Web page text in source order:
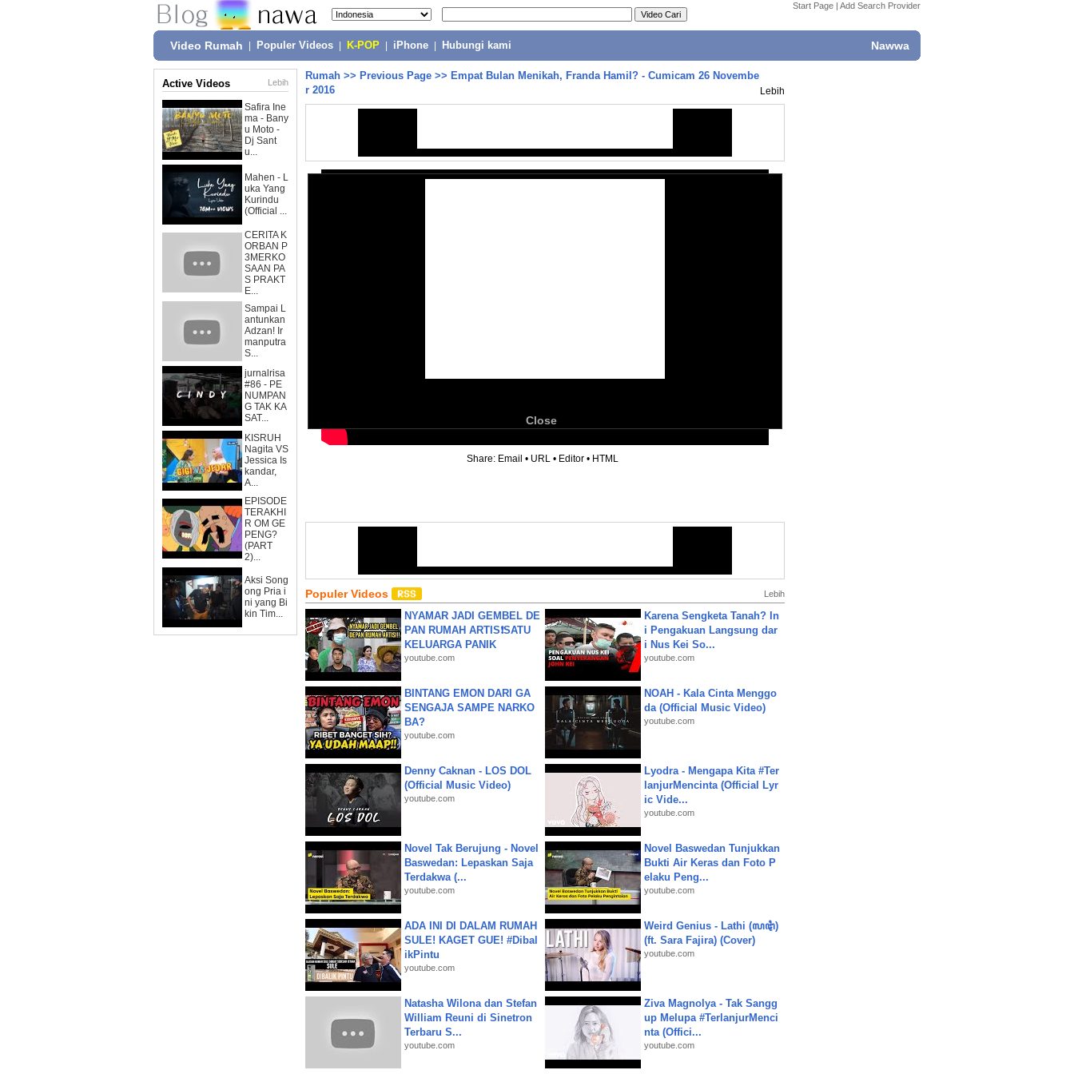
Start Page | Add Search Provider
Video Rumah Populer Videos K-POP iPhone Hubungi kami Nawwa
Active Videos Lebih
Safira Ine
ma - Bany
u Moto -
Dj Sant
u...
Mahen - L
uka Yang
Kurindu
(Official ...
CERITA K
ORBAN P
3MERKO
SAAN PA
S PRAKT
E...
Sampai L
antunkan
Adzan! Ir
manputra
S...
jurnalrisa
#86 - PE
NUMPAN
G TAK KA
SAT...
KISRUH
Nagita VS
Jessica Is
kandar,
A...
EPISODE
TERAKHI
R OM GE
PENG?
(PART
2)...
Aksi Song
ong Pria i
ni yang Bi
kin Tim...
Rumah >> Previous Page >> Empat Bulan Menikah, Franda Hamil? - Cumicam 26 Novembe
r 2016
Lebih
Close
Share: Email • URL • Editor • HTML
Populer Videos Lebih
NYAMAR JADI GEMBEL DE
PAN RUMAH ARTIS❗SATU
KELUARGA PANIK
youtube.com
Karena Sengketa Tanah? In
i Pengakuan Langsung dar
i Nus Kei So...
youtube.com
BINTANG EMON DARI GA
SENGAJA SAMPE NARKO
BA?
youtube.com
NOAH - Kala Cinta Menggo
da (Official Music Video)
youtube.com
Denny Caknan - LOS DOL
(Official Music Video)
youtube.com
Lyodra - Mengapa Kita #Ter
lanjurMencinta (Official Lyr
ic Vide...
youtube.com
Novel Tak Berujung - Novel
Baswedan: Lepaskan Saja
Terdakwa (...
youtube.com
Novel Baswedan Tunjukkan
Bukti Air Keras dan Foto P
elaku Peng...
youtube.com
ADA INI DI DALAM RUMAH
SULE! KAGET GUE! #Dibal
ikPintu
youtube.com
Weird Genius - Lathi (ꦭꦛꦶ)
(ft. Sara Fajira) (Cover)
youtube.com
Natasha Wilona dan Stefan
William Reuni di Sinetron
Terbaru S...
youtube.com
Ziva Magnolya - Tak Sangg
up Melupa #TerlanjurMenci
nta (Offici...
youtube.com